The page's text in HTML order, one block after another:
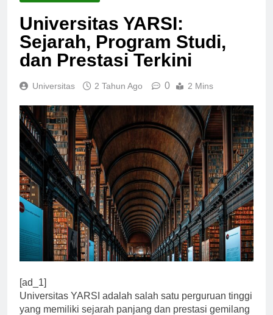
Universitas YARSI:
Sejarah, Program Studi,
dan Prestasi Terkini
Universitas 2 Tahun Ago 0 2 Mins
[ad_1]
Universitas YARSI adalah salah satu perguruan tinggi
yang memiliki sejarah panjang dan prestasi gemilang